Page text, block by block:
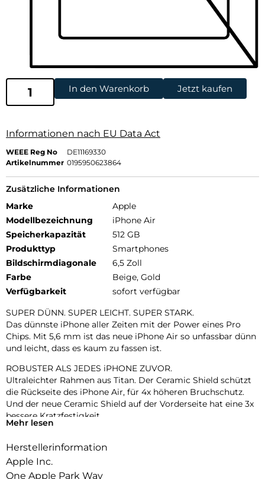
In den Warenkorb Jetzt kaufen
Informationen nach EU Data Act
WEEE Reg No
DE11169330
Artikelnummer 0195950623864
Zusätzliche Informationen
Marke
Apple
Modellbezeichnung
iPhone Air
Speicherkapazität
512 GB
Produkttyp
Smartphones
Bildschirmdiagonale
6,5 Zoll
Farbe
Beige, Gold
Verfügbarkeit
sofort verfügbar
SUPER DÜNN. SUPER LEICHT. SUPER STARK.
Das dünnste iPhone aller Zeiten mit der Power eines Pro
Chips. Mit 5,6 mm ist das neue iPhone Air so unfassbar dünn
und leicht, dass es kaum zu fassen ist.
ROBUSTER ALS JEDES iPHONE ZUVOR.
Ultraleichter Rahmen aus Titan. Der Ceramic Shield schützt
die Rückseite des iPhone Air, für 4x höheren Bruchschutz.
Und der neue Ceramic Shield auf der Vorderseite hat eine 3x
bessere Kratzfestigkeit.
48 MP Fusion Kamera-System mit 2x Zoom in optischer
Qualität. Mach einfach perfekte Aufnahmen – direkt von dort,
wo du stehst.
Mehr lesen
Herstellerinformation
Apple Inc.
One Apple Park Way